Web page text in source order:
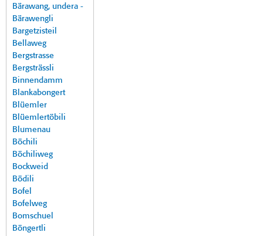
Bärawang, undera -
Bärawengli
Bargetzisteil
Bellaweg
Bergstrasse
Bergsträssli
Binnendamm
Blankabongert
Blüemler
Blüemlertöbili
Blumenau
Böchili
Böchiliweg
Bockweid
Bödili
Bofel
Bofelweg
Bomschuel
Böngertli